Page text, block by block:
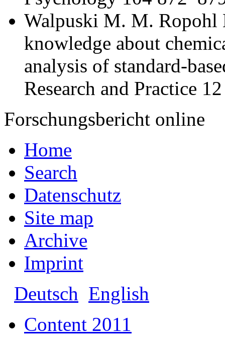
Walpuski M. M. Ropohl
knowledge about
analysis of standard-
Research and Practice
Forschungsbericht online
Home
Search
Datenschutz
Site map
Archive
Imprint
Deutsch English
Content 2011